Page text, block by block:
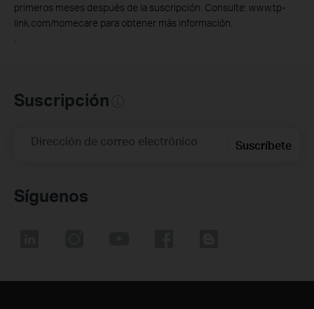
primeros meses después de la suscripción. Consulte: www.tp-
link.com/homecare para obtener más información.
Suscripción
Dirección de correo electrónico Suscríbete
Síguenos